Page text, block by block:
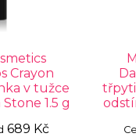
Crayon
v tužce
1.5 g
689 Kč